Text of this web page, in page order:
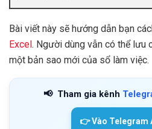
Bài viết này sẽ hướng dẫn bạn
Excel. Người dùng vẫn có thể lưu
một bản sao mới của sổ làm việc.
📢 Tham gia kênh
👉 Vào Telegram